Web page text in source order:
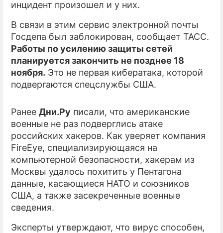
ИГРЫ
ПРЕСС-РЕЛИЗЫ
О ПРОЕКТЕ
инцидент произошел и у них.
В связи в этим сервис электронной почты
Госдепа был заблокирован, сообщает ТАСС.
Работы по усилению защиты сетей
планируется закончить не позднее 18
ноября. Это не первая кибератака, которой
подвергаются спецслужбы США.
Ранее Дни.Ру писали, что американские
военные не раз подверглись атаке
российских хакеров. Как уверяет компания
FireEye, специализирующаяся на
компьютерной безопасности, хакерам из
Москвы удалось похитить у Пентагона
данные, касающиеся НАТО и союзников
США, а также засекреченные военные
сведения.
Эксперты утверждают, что вирус способен,